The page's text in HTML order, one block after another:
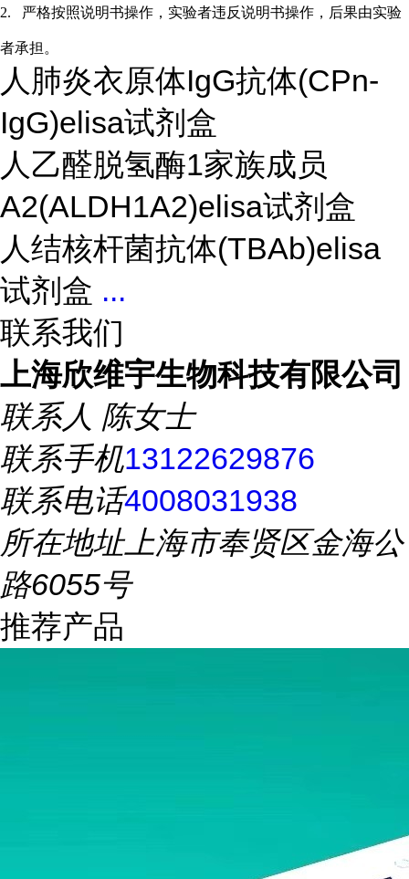
2. 严格按照说明书操作，实验者违反说明书操作，后果由实验
者承担。
人肺炎衣原体IgG抗体(CPn-
IgG)elisa试剂盒
人乙醛脱氢酶1家族成员
A2(ALDH1A2)elisa试剂盒
人结核杆菌抗体(TBAb)elisa
试剂盒 ...
联系我们
上海欣维宇生物科技有限公司
联系人 陈女士
联系手机13122629876
联系电话4008031938
所在地址上海市奉贤区金海公
路6055号
推荐产品